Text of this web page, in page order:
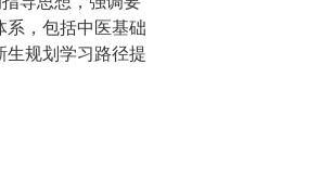
系，包括中医基础
生规划学习路径提